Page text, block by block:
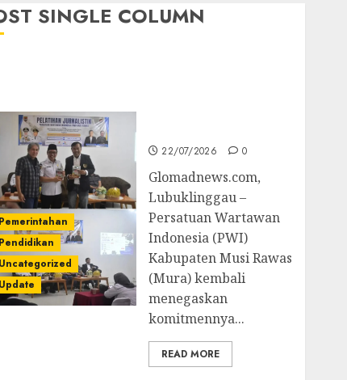
SINGLE COLUMN
Pemerintahan
Pendidikan
Uncategorized
Update
22/07/2026 0
Glomadnews.com,
Lubuklinggau –
Persatuan Wartawan
Indonesia (PWI)
Kabupaten Musi Rawas
(Mura) kembali
menegaskan
komitmennya...
READ MORE